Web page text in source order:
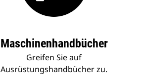
Maschinenhandbücher
Greifen Sie auf
Ausrüstungshandbücher zu.